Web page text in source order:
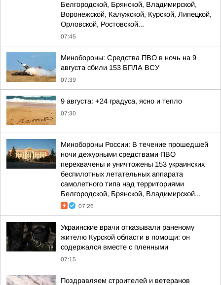
Белгородской, Брянской, Владимирской,
Воронежской, Калужской, Курской, Липецкой,
Орловской, Ростовской...
07:45
Минобороны: Средства ПВО в ночь на 9
августа сбили 153 БПЛА ВСУ
07:39
9 августа: +24 градуса, ясно и тепло
07:30
Минобороны России: В течение прошедшей
ночи дежурными средствами ПВО
перехвачены и уничтожены 153 украинских
беспилотных летательных аппарата
самолетного типа над территориями
Белгородской, Брянской, Владимирской...
07:26
Украинские врачи отказывали раненому
жителю Курской области в помощи: он
содержался вместе с пленными
07:15
Поздравляем строителей и ветеранов